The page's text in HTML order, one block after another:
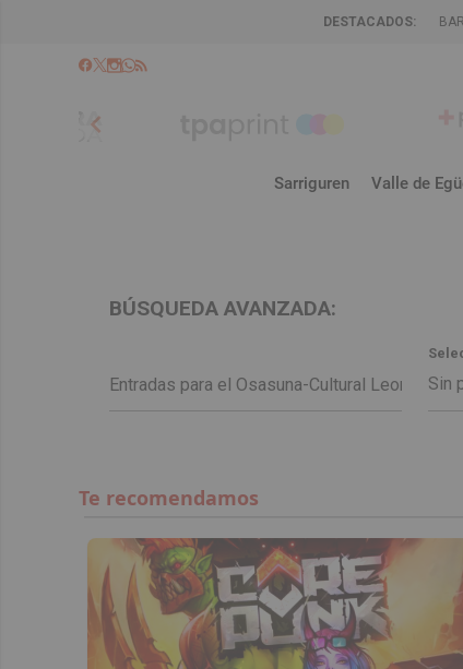
DESTACADOS:
chevron_left
Sarriguren Valle de
BÚSQUEDA AVANZADA: